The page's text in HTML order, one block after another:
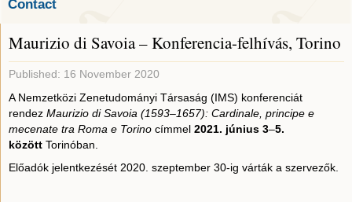
Contact
Maurizio di Savoia – Konferencia-felhívás, Torino
Published: 16 November 2020
A Nemzetközi Zenetudományi Társaság (IMS) konferenciát
rendez Maurizio di Savoia (1593–1657): Cardinale, principe e
mecenate tra Roma e Torino címmel 2021. június 3–5.
között Torinóban.
Előadók jelentkezését 2020. szeptember 30-ig várták a szervezők.